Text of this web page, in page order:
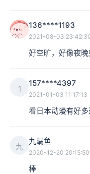
136****1193
2021-08-03
好空旷，好像夜
1
157****4397
2021-01-03 11:17:13
看日本动漫有好多
九
九漏鱼
2020-12-20 20:15:50
棒